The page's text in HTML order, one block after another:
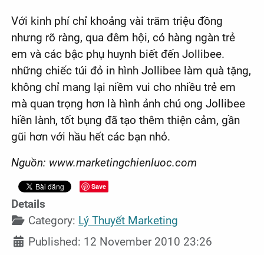
Với kinh phí chỉ khoảng vài trăm triệu đồng
nhưng rõ ràng, qua đêm hội, có hàng ngàn trẻ
em và các bậc phụ huynh biết đến Jollibee.
những chiếc túi đỏ in hình Jollibee làm quà tặng,
không chỉ mang lại niềm vui cho nhiều trẻ em
mà quan trọng hơn là hình ảnh chú ong Jollibee
hiền lành, tốt bụng đã tạo thêm thiện cảm, gần
gũi hơn với hầu hết các bạn nhỏ.
Nguồn: www.marketingchienluoc.com
Save
Details
Category: Lý Thuyết Marketing
Published: 12 November 2010 23:26